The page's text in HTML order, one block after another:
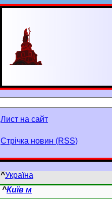
Лист на сайт
Стрічка новин (RSS)
^Україна
^Київ м